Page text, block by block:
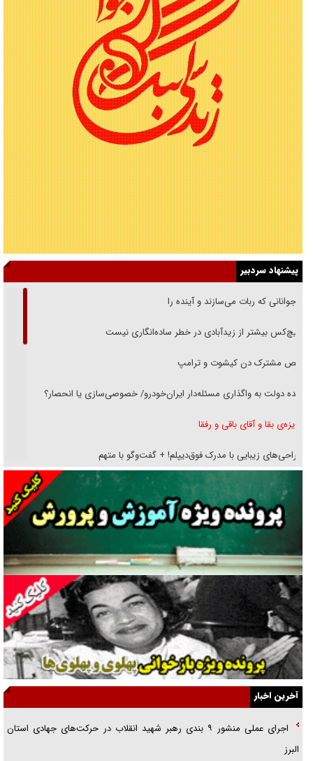
پیشنهاد سردبیر
نوجوانانی که ربات می‌سازند و آینده را
هیچ‌کس بیشتر از زیدآبادی در خطر ساده‌انگاری نیست
رقص مشترک دن کیشوت و ترامپ
دنده دولت به واگذاری مسئله‌دار ایران‌خودرو/ خصوصی‌سازی یا انحصار؟
غریزه‌ی بقا و آقای باقی و رفقا
جراحی‌های زیبایی با مدرک فوق‌دیپلم! + گفت‌وگو با متهم
گفت‌وگو با همسر یکی از شهدای جنگ رمضان/ پیکر بی‌سر شهید را از
انگشت‌های پا شناسایی کردیم
نسلی که آنلاین الگو می‌گیرد
گفت‌وگو با آیت‌الله جاودان/ جفای مخالفان مکانت معنوی رهبر شهید را
ارتقا می‌داد
راننده مست به قانون می‌خندد
همه آقای دوربینی شده‌ایم!
قصه ناتمام سرویس مدارس
آیا مقاومت فلسطین خلع‌سلاح می‌شود؟
الگوی وحدت‌آفرین در ادراک سیاست خارجی
آخرین اخبار
اجرای عملی منشور ۹ بندی رهبر شهید انقلاب در حرکت‌های جهادی استان
البرز